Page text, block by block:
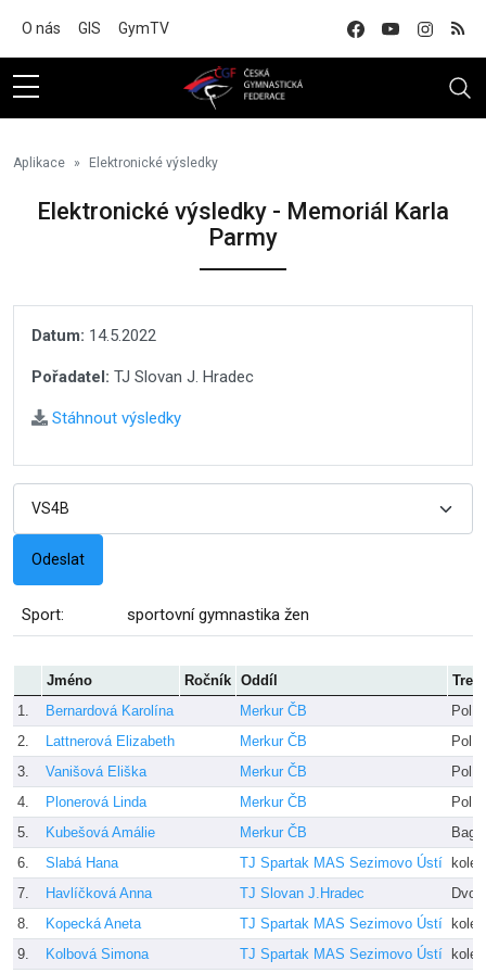
O nás GIS GymTV
Aplikace Elektronické výsledky
Elektronické výsledky - Memoriál Karla
Parmy
Datum: 14.5.2022
Pořadatel: TJ Slovan J. Hradec
Stáhnout výsledky
Sport: sportovní gymnastika žen
Jméno Ročník Oddíl
1.
Bernardová Karolína Merkur ČB
2.
Lattnerová Elizabeth Merkur ČB
3.
Vanišová Eliška Merkur ČB
4.
Plonerová Linda Merkur ČB
5.
Kubešová Amálie Merkur ČB
6.
Slabá Hana TJ Spartak MAS Sezimovo Ústí
7.
Havlíčková Anna TJ Slovan J.Hradec
8.
Kopecká Aneta TJ Spartak MAS Sezimovo Ústí
9.
Kolbová Simona TJ Spartak MAS Sezimovo Ústí